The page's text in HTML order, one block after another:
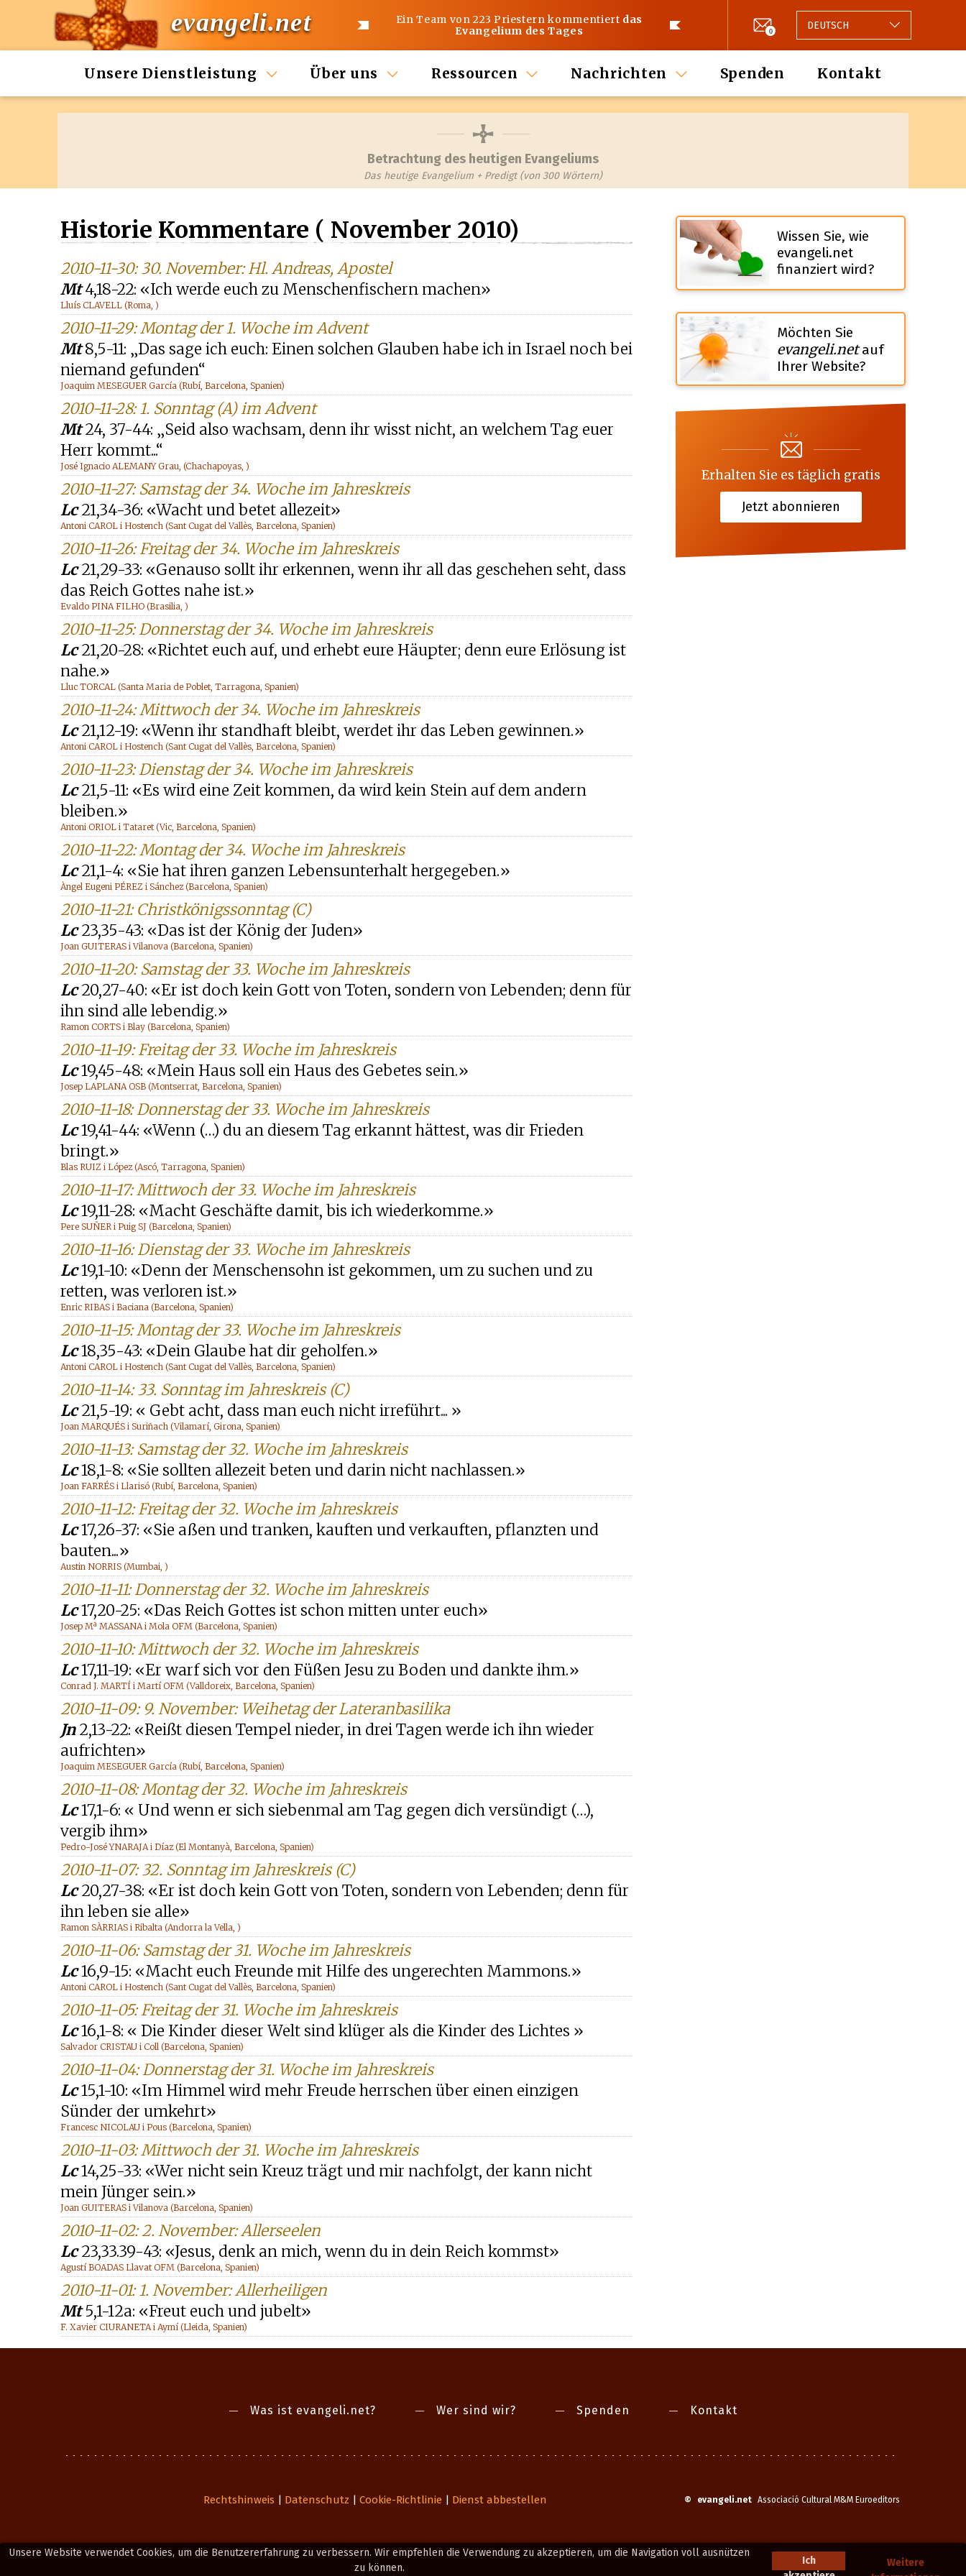
Unsere Website verwendet Cookies, um die Benutzererfahrung zu verbessern. Wir empfehlen die Verwendung zu akzeptieren, um die Navigation voll ausnützen
zu können.
Ich
Weitere
evangeli.net Ein Team von 223 Priestern kommentiert das
Evangelium des Tages
0 DEUTSCH
Unsere Dienstleistung Über uns Ressourcen Nachrichten Spenden Kontakt
Betrachtung des heutigen Evangeliums
Das heutige Evangelium + Predigt (von 300 Wörtern)
Historie Kommentare ( November 2010)
2010-11-30: 30. November: Hl. Andreas, Apostel
Mt4,18-22: «Ich werde euch zu Menschenfischern machen»
Lluís CLAVELL (Roma, )
2010-11-29: Montag der 1. Woche im Advent
Mt8,5-11: „Das sage ich euch: Einen solchen Glauben habe ich in Israel noch bei
niemand gefunden“
Joaquim MESEGUER García (Rubí, Barcelona, Spanien)
2010-11-28: 1. Sonntag (A) im Advent
Mt24, 37-44: „Seid also wachsam, denn ihr wisst nicht, an welchem Tag euer
Herr kommt...“
José Ignacio ALEMANY Grau, (Chachapoyas, )
2010-11-27: Samstag der 34. Woche im Jahreskreis
Lc21,34-36: «Wacht und betet allezeit»
Antoni CAROL i Hostench (Sant Cugat del Vallès, Barcelona, Spanien)
2010-11-26: Freitag der 34. Woche im Jahreskreis
Lc21,29-33: «Genauso sollt ihr erkennen, wenn ihr all das geschehen seht, dass
das Reich Gottes nahe ist.»
Evaldo PINA FILHO (Brasilia, )
2010-11-25: Donnerstag der 34. Woche im Jahreskreis
Lc21,20-28: «Richtet euch auf, und erhebt eure Häupter; denn eure Erlösung ist
nahe.»
Lluc TORCAL (Santa Maria de Poblet, Tarragona, Spanien)
2010-11-24: Mittwoch der 34. Woche im Jahreskreis
Lc21,12-19: «Wenn ihr standhaft bleibt, werdet ihr das Leben gewinnen.»
Antoni CAROL i Hostench (Sant Cugat del Vallès, Barcelona, Spanien)
2010-11-23: Dienstag der 34. Woche im Jahreskreis
Lc21,5-11: «Es wird eine Zeit kommen, da wird kein Stein auf dem andern
bleiben.»
Antoni ORIOL i Tataret (Vic, Barcelona, Spanien)
2010-11-22: Montag der 34. Woche im Jahreskreis
Lc21,1-4: «Sie hat ihren ganzen Lebensunterhalt hergegeben.»
Àngel Eugeni PÉREZ i Sánchez (Barcelona, Spanien)
2010-11-21: Christkönigssonntag (C)
Lc23,35-43: «Das ist der König der Juden»
Joan GUITERAS i Vilanova (Barcelona, Spanien)
2010-11-20: Samstag der 33. Woche im Jahreskreis
Lc20,27-40: «Er ist doch kein Gott von Toten, sondern von Lebenden; denn für
ihn sind alle lebendig.»
Ramon CORTS i Blay (Barcelona, Spanien)
2010-11-19: Freitag der 33. Woche im Jahreskreis
Lc19,45-48: «Mein Haus soll ein Haus des Gebetes sein.»
Josep LAPLANA OSB (Montserrat, Barcelona, Spanien)
2010-11-18: Donnerstag der 33. Woche im Jahreskreis
Lc19,41-44: «Wenn (…) du an diesem Tag erkannt hättest, was dir Frieden
bringt.»
Blas RUIZ i López (Ascó, Tarragona, Spanien)
2010-11-17: Mittwoch der 33. Woche im Jahreskreis
Lc19,11-28: «Macht Geschäfte damit, bis ich wiederkomme.»
Pere SUÑER i Puig SJ (Barcelona, Spanien)
2010-11-16: Dienstag der 33. Woche im Jahreskreis
Lc19,1-10: «Denn der Menschensohn ist gekommen, um zu suchen und zu
retten, was verloren ist.»
Enric RIBAS i Baciana (Barcelona, Spanien)
2010-11-15: Montag der 33. Woche im Jahreskreis
Lc18,35-43: «Dein Glaube hat dir geholfen.»
Antoni CAROL i Hostench (Sant Cugat del Vallès, Barcelona, Spanien)
2010-11-14: 33. Sonntag im Jahreskreis (C)
Lc21,5-19: « Gebt acht, dass man euch nicht irreführt... »
Joan MARQUÉS i Suriñach (Vilamarí, Girona, Spanien)
2010-11-13: Samstag der 32. Woche im Jahreskreis
Lc18,1-8: «Sie sollten allezeit beten und darin nicht nachlassen.»
Joan FARRÉS i Llarisó (Rubí, Barcelona, Spanien)
2010-11-12: Freitag der 32. Woche im Jahreskreis
Lc17,26-37: «Sie aßen und tranken, kauften und verkauften, pflanzten und
bauten...»
Austin NORRIS (Mumbai, )
2010-11-11: Donnerstag der 32. Woche im Jahreskreis
Lc17,20-25: «Das Reich Gottes ist schon mitten unter euch»
Josep Mª MASSANA i Mola OFM (Barcelona, Spanien)
2010-11-10: Mittwoch der 32. Woche im Jahreskreis
Lc17,11-19: «Er warf sich vor den Füßen Jesu zu Boden und dankte ihm.»
Conrad J. MARTÍ i Martí OFM (Valldoreix, Barcelona, Spanien)
2010-11-09: 9. November: Weihetag der Lateranbasilika
Jn2,13-22: «Reißt diesen Tempel nieder, in drei Tagen werde ich ihn wieder
aufrichten»
Joaquim MESEGUER García (Rubí, Barcelona, Spanien)
2010-11-08: Montag der 32. Woche im Jahreskreis
Lc17,1-6: « Und wenn er sich siebenmal am Tag gegen dich versündigt (…),
vergib ihm»
Pedro-José YNARAJA i Díaz (El Montanyà, Barcelona, Spanien)
2010-11-07: 32. Sonntag im Jahreskreis (C)
Lc20,27-38: «Er ist doch kein Gott von Toten, sondern von Lebenden; denn für
ihn leben sie alle»
Ramon SÀRRIAS i Ribalta (Andorra la Vella, )
2010-11-06: Samstag der 31. Woche im Jahreskreis
Lc16,9-15: «Macht euch Freunde mit Hilfe des ungerechten Mammons.»
Antoni CAROL i Hostench (Sant Cugat del Vallès, Barcelona, Spanien)
2010-11-05: Freitag der 31. Woche im Jahreskreis
Lc16,1-8: « Die Kinder dieser Welt sind klüger als die Kinder des Lichtes »
Salvador CRISTAU i Coll (Barcelona, Spanien)
2010-11-04: Donnerstag der 31. Woche im Jahreskreis
Lc15,1-10: «Im Himmel wird mehr Freude herrschen über einen einzigen
Sünder der umkehrt»
Francesc NICOLAU i Pous (Barcelona, Spanien)
2010-11-03: Mittwoch der 31. Woche im Jahreskreis
Lc14,25-33: «Wer nicht sein Kreuz trägt und mir nachfolgt, der kann nicht
mein Jünger sein.»
Joan GUITERAS i Vilanova (Barcelona, Spanien)
2010-11-02: 2. November: Allerseelen
Lc23,33.39-43: «Jesus, denk an mich, wenn du in dein Reich kommst»
Agustí BOADAS Llavat OFM (Barcelona, Spanien)
2010-11-01: 1. November: Allerheiligen
Mt5,1-12a: «Freut euch und jubelt»
F. Xavier CIURANETA i Aymí (Lleida, Spanien)
Wissen Sie, wie
evangeli.net
finanziert wird?
Möchten Sie
evangeli.netauf
Ihrer Website?
Erhalten Sie es täglich gratis
Jetzt abonnieren
Was ist evangeli.net? Wer sind wir? Spenden Kontakt
© evangeli.net Associació Cultural M&M Euroeditors
Rechtshinweis Datenschutz Cookie-Richtlinie Dienst abbestellen